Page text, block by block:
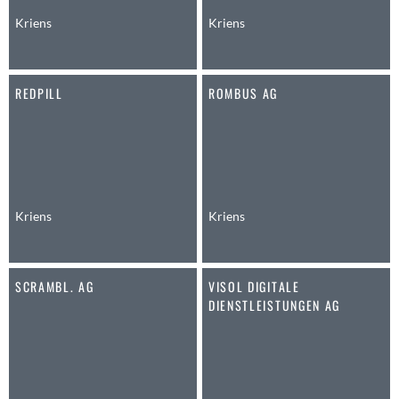
Anwil
Au SG
Baar
Bassersdorf
Bendern
Benken (SG)
Kriens Kriens
REDPILL
Kriens
ROMBUS AG
Kriens
SCRAMBL. AG
VISOL DIGITALE
DIENSTLEISTUNGEN AG